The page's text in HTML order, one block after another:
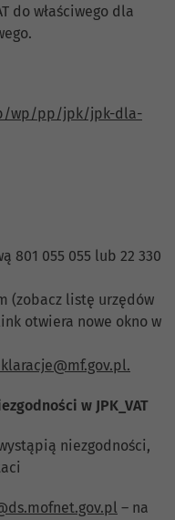
do właściwego dla
wp/pp/jpk/jpk-dla-
801 055 055 lub 22 330
(zobacz listę urzędów
otwiera nowe okno w
.
w JPK_VAT
niezgodności,
– na